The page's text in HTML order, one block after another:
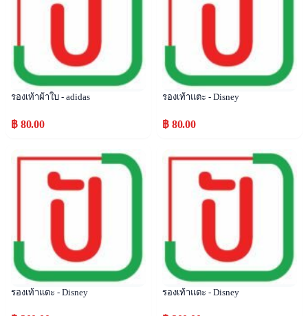
รองเท้าผ้าใบ - adidas
฿ 80.00
รองเท้าแตะ - Disney
฿ 80.00
Popular
รองเท้าแตะ - Disney
Popular
รองเท้าแตะ - Disney